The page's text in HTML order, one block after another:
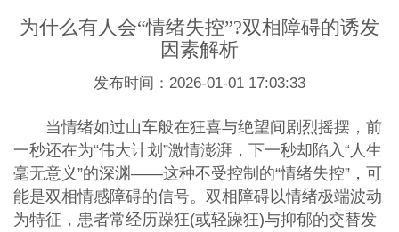
为什么有人会“情绪失控”?双相障碍的诱发
因素解析
发布时间：2026-01-01 17:03:33
当情绪如过山车般在狂喜与绝望间剧烈摇摆，前
一秒还在为“伟大计划”激情澎湃，下一秒却陷入“人生
毫无意义”的深渊——这种不受控制的“情绪失控”，可
能是双相情感障碍的信号。双相障碍以情绪极端波动
为特征，患者常经历躁狂(或轻躁狂)与抑郁的交替发